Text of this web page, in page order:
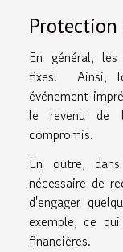
En général,
fixes. Ainsi,
événement
le revenu de
compromis.
En outre,
nécessaire de
d'engager
exemple, ce
financières.